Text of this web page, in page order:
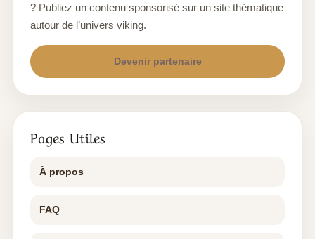
? Publiez un contenu sponsorisé sur un site thématique
autour de l’univers viking.
Devenir partenaire
Pages Utiles
À propos
FAQ